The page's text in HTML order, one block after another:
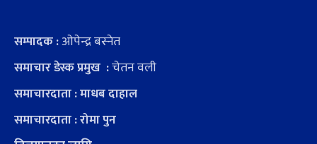
सम्पादक :ओपेन्द्र बस्नेत
समाचार डेस्क प्रमुख :चेतन वली
समाचारदाता : माधब दाहाल
समाचारदाता : रोमा पुन